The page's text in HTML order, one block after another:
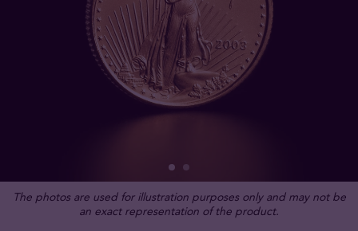
The photos are used for illustration purposes only and may not be
an exact representation of the product.